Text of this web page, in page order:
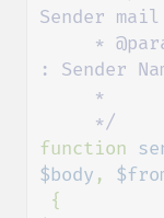
Sender
: Sender
function
$body ,